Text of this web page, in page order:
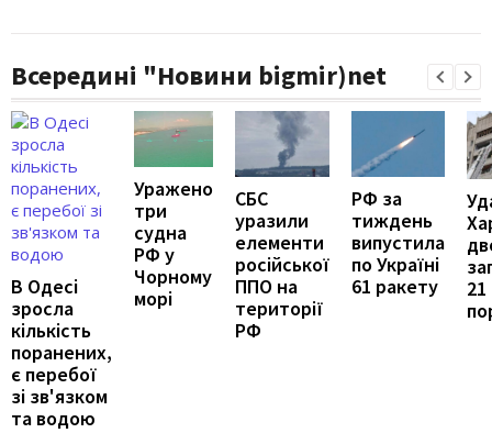
Всередині "Новини bigmir)net
В Одесі
зросла
кількість
поранених,
є перебої
зі зв'язком
та водою
Уражено
три
судна
РФ у
Чорному
морі
СБС
уразили
елементи
російської
ППО на
території
РФ
РФ за
тиждень
випустила
по Україні
61 ракету
21